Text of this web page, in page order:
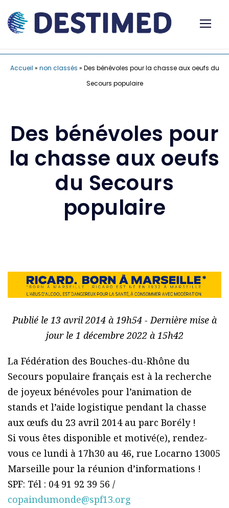
Accueil » non classés » Des bénévoles pour la chasse aux oeufs du
Secours populaire
Des bénévoles pour
la chasse aux oeufs
du Secours
populaire
Publié le 13 avril 2014 à 19h54 - Dernière mise à
jour le 1 décembre 2022 à 15h42
La Fédération des Bouches-du-Rhône du
Secours populaire français est à la recherche
de joyeux bénévoles pour l’animation de
stands et l’aide logistique pendant la chasse
aux œufs du 23 avril 2014 au parc Borély !
Si vous êtes disponible et motivé(e), rendez-
vous ce lundi à 17h30 au 46, rue Locarno 13005
Marseille pour la réunion d’informations !
SPF: Tél : 04 91 92 39 56 /
copaindumonde@spf13.org